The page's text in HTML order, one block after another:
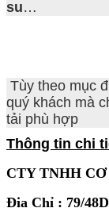
su…
Tùy theo mục
quý khách mà
tải phù hợp
Thông tin chi
CTY TNHH
Địa Chỉ : 79/